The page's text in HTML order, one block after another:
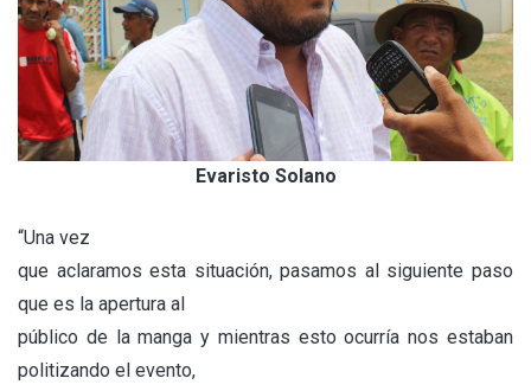
Evaristo Solano
“Una vez
que aclaramos esta situación, pasamos al siguiente paso
que es la apertura al
público de la manga y mientras esto ocurría nos estaban
politizando el evento,